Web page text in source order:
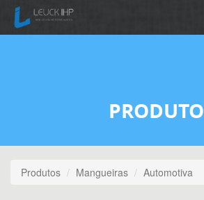
PRODUTO
Produtos Mangueiras Automotiva